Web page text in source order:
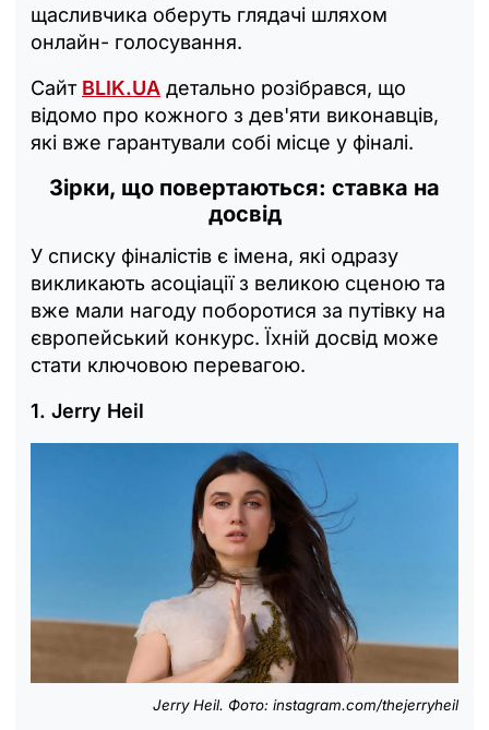
щасливчика оберуть глядачі шляхом
онлайн- голосування.
Сайт BLIK.UA детально розібрався, що
відомо про кожного з дев'яти виконавців,
які вже гарантували собі місце у фіналі.
Зірки, що повертаються: ставка на
досвід
У списку фіналістів є імена, які одразу
викликають асоціації з великою сценою та
вже мали нагоду поборотися за путівку на
європейський конкурс. Їхній досвід може
стати ключовою перевагою.
1. Jerry Heil
Jerry Heil. Фото: instagram.com/thejerryheil